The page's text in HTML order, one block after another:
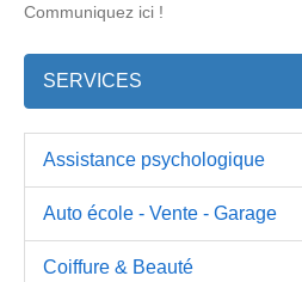
Communiquez ici !
SERVICES
Assistance psychologique
Auto école - Vente - Garage
Coiffure & Beauté